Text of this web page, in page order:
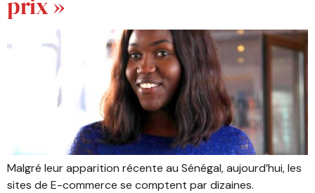
Malgré leur apparition récente au Sénégal, aujourd’hui, les
sites de E-commerce se comptent par dizaines.